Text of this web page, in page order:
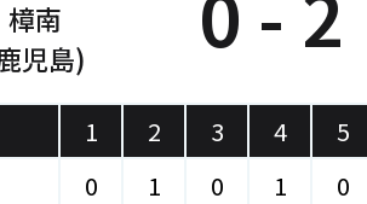
樟南
児島)
1 2 3 4 5
0 1 0 1 0